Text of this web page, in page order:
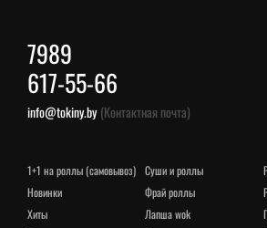
7989
617-55-66
info@tokiny.by (Контактная почта)
1+1 на роллы (самовывоз)
новинки
хиты
суши и роллы
фрай роллы
лапша wok